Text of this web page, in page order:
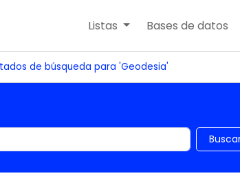
Listas Bases de datos
de búsqueda para 'Geodesia'
por palabra clave